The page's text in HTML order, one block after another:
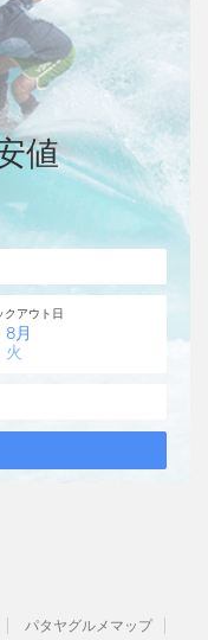
パタヤグルメマップ